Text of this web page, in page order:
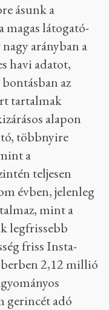
ásunk a
magas látogató-
arányban a
havi adatot,
az
tartalmak
alapon
többnyire
a
teljesen
évben, jelenleg
mint a
legfrissebb
friss Insta-
2,12 millió
gerincét adó